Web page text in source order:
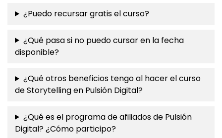
¿Puedo recursar gratis el curso?
¿Qué pasa si no puedo cursar en la fecha
disponible?
¿Qué otros beneficios tengo al hacer el curso
de Storytelling en Pulsión Digital?
¿Qué es el programa de afiliados de Pulsión
Digital? ¿Cómo participo?